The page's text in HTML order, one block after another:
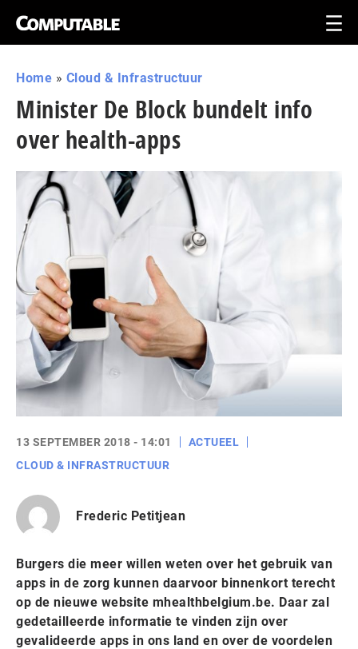
Home » Cloud & Infrastructuur
Minister De Block bundelt info
over health-apps
13 SEPTEMBER 2018 - 14:01
ACTUEEL
CLOUD & INFRASTRUCTUUR
Frederic Petitjean
Burgers die meer willen weten over het gebruik van
apps in de zorg kunnen daarvoor binnenkort terecht
op de nieuwe website mhealthbelgium.be. Daar zal
gedetailleerde informatie te vinden zijn over
gevalideerde apps in ons land en over de voordelen